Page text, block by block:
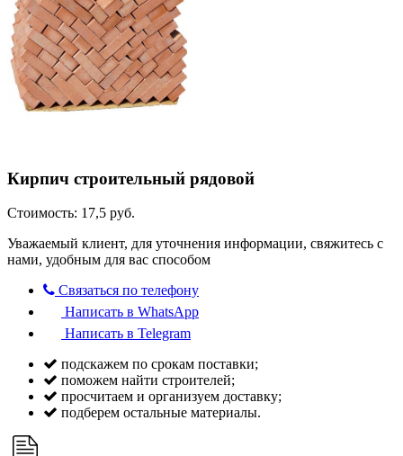
Кирпич строительный рядовой
Стоимость: 17,5 руб.
Уважаемый клиент, для уточнения информации, свяжитесь с
нами, удобным для вас способом
Связаться по телефону
Написать в WhatsApp
Написать в Telegram
подскажем по срокам поставки;
поможем найти строителей;
просчитаем и организуем доставку;
подберем остальные материалы.